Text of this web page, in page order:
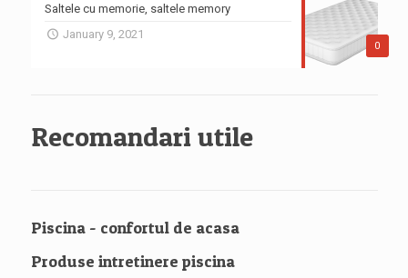
0
Saltele cu memorie, saltele memory
January 9, 2021
Recomandari utile
Piscina - confortul de acasa
Produse intretinere piscina